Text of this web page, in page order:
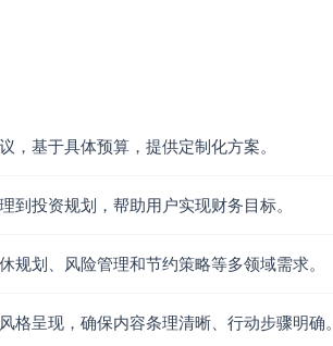
，基于具体预算，提供定制化方案。
到投资规划，帮助用户实现财务目标。
规划、风险管理和节约策略等多领域需求。
格呈现，确保内容条理清晰、行动步骤明确。